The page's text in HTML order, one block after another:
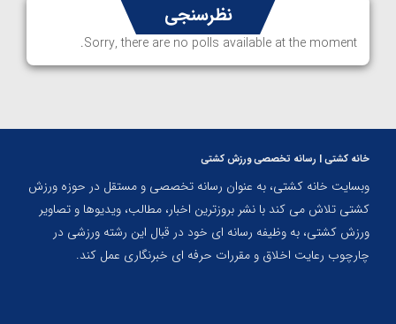
نظرسنجی
Sorry, there are no polls available at the moment.
خانه کشتی | رسانه تخصصی ورزش کشتی
وبسایت خانه کشتی، به عنوان رسانه تخصصی و مستقل در حوزه ورزش
کشتی تلاش می کند با نشر بروزترین اخبار، مطالب، ویدیوها و تصاویر
ورزش کشتی، به وظیفه رسانه ای خود در قبال این رشته ورزشی در
چارچوب رعایت اخلاق و مقررات حرفه ای خبرنگاری عمل کند.